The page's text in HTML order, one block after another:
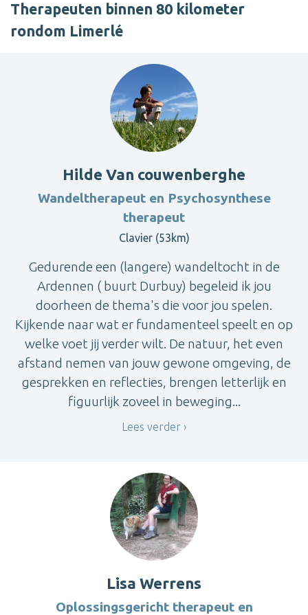
Therapeuten binnen 80 kilometer
rondom Limerlé
Hilde Van couwenberghe
Wandeltherapeut en Psychosynthese
therapeut
Clavier (53km)
Gedurende een (langere) wandeltocht in de
Ardennen ( buurt Durbuy) begeleid ik jou
doorheen de thema's die voor jou spelen.
Kijkende naar wat er fundamenteel speelt en op
welke voet jij verder wilt. De natuur, het even
afstand nemen van jouw gewone omgeving, de
gesprekken en reflecties, brengen letterlijk en
figuurlijk zoveel in beweging...
Lees verder
Lisa Werrens
Oplossingsgericht therapeut en